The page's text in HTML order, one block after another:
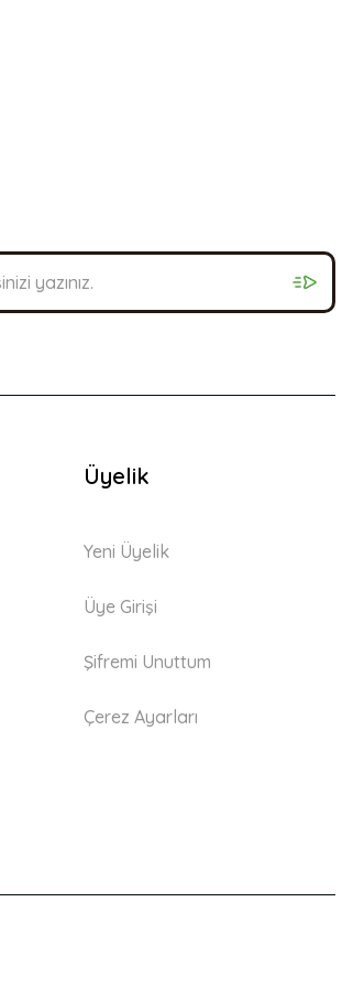
Üyelik
Yeni Üyelik
Üye Girişi
Şifremi Unuttum
Çerez Ayarları